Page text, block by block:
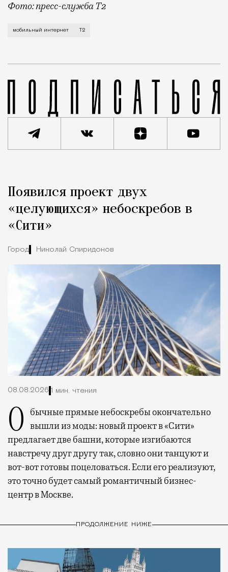
Фото: пресс-служба Т2
Мобильный оператор Т2 завершил работы по
мобильный интернет Т2
Город
Появился проект двух
«целующихся» небоскребов в
«Сити»
Город Николай Спиридонов
08.08.2026 1 мин. чтения
Обычные прямые небоскребы окончательно вышли из моды: новый проект в «Сити»
предлагает две башни, которые изгибаются
навстречу друг другу так, словно они танцуют и
вот-вот готовы поцеловаться. Если его реализуют,
это точно будет самый романтичный бизнес-
центр в Москве.
ПРОДОЛЖЕНИЕ НИЖЕ